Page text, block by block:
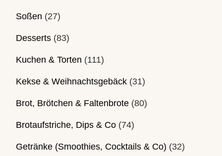
Soßen (27)
Desserts (83)
Kuchen & Torten (111)
Kekse & Weihnachtsgebäck (31)
Brot, Brötchen & Faltenbrote (80)
Brotaufstriche, Dips & Co (74)
Getränke (Smoothies, Cocktails & Co) (32)